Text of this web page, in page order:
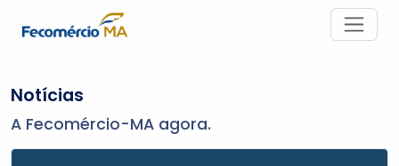
Notícias
A Fecomércio-MA agora.